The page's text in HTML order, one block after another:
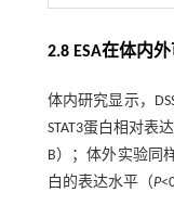
2.8 ESA在体内
体内研究显示，
STAT3蛋白相对表
B）；体外实验同
白的表达水平（P